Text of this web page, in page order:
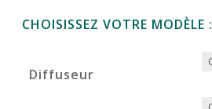
CHOISISSEZ VOTRE MODÈLE :
Diffuseur